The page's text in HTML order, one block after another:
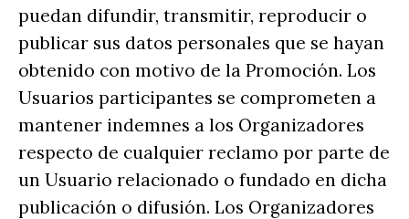
puedan difundir, transmitir, reproducir o
publicar sus datos personales que se hayan
obtenido con motivo de la Promoción. Los
Usuarios participantes se comprometen a
mantener indemnes a los Organizadores
respecto de cualquier reclamo por parte de
un Usuario relacionado o fundado en dicha
publicación o difusión. Los Organizadores